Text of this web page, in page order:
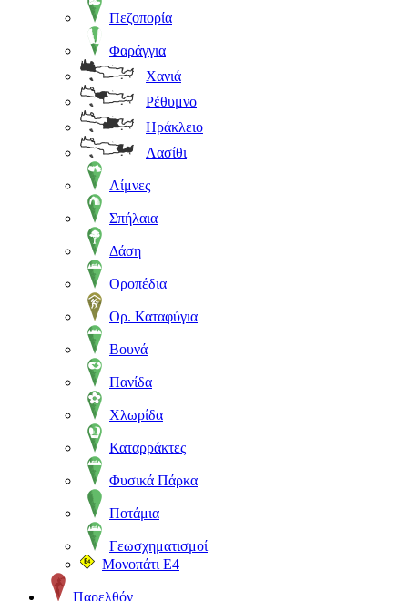
Πεζοπορία
Φαράγγια
Χανιά
Ρέθυμνο
Ηράκλειο
Λασίθι
Λίμνες
Σπήλαια
Δάση
Οροπέδια
Ορ. Καταφύγια
Βουνά
Πανίδα
Χλωρίδα
Καταρράκτες
Φυσικά Πάρκα
Ποτάμια
Γεωσχηματισμοί
Μονοπάτι Ε4
Παρελθόν